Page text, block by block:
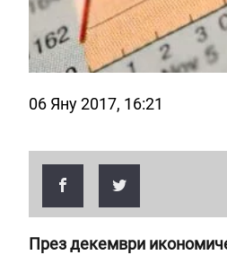
06 Яну 2017, 16:21
През декември